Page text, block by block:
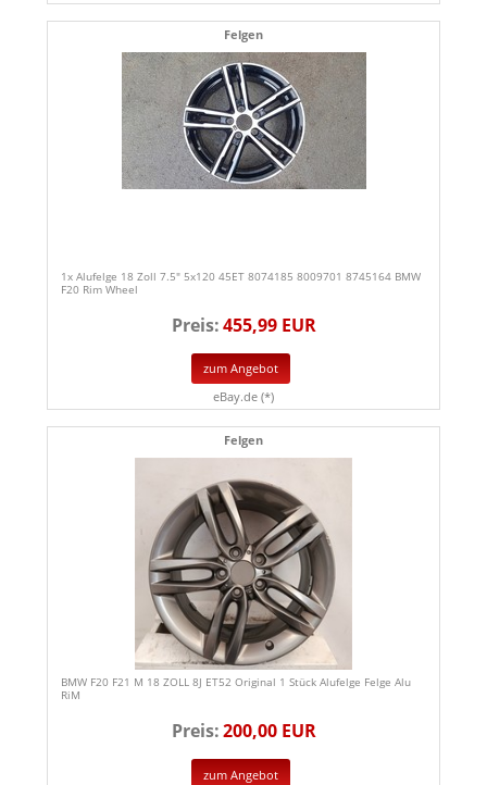
Felgen
1x Alufelge 18 Zoll 7.5" 5x120 45ET 8074185 8009701 8745164 BMW
F20 Rim Wheel
Preis:455,99 EUR
zum Angebot
eBay.de (*)
Felgen
BMW F20 F21 M 18 ZOLL 8J ET52 Original 1 Stück Alufelge Felge Alu
RiM
Preis:200,00 EUR
zum Angebot